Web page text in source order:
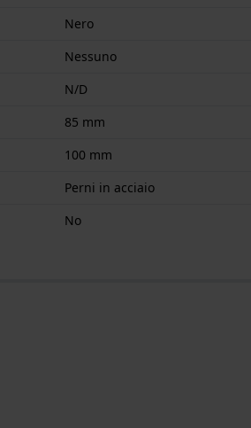
Nero
Nessuno
N/D
85 mm
100 mm
Perni in acciaio
No